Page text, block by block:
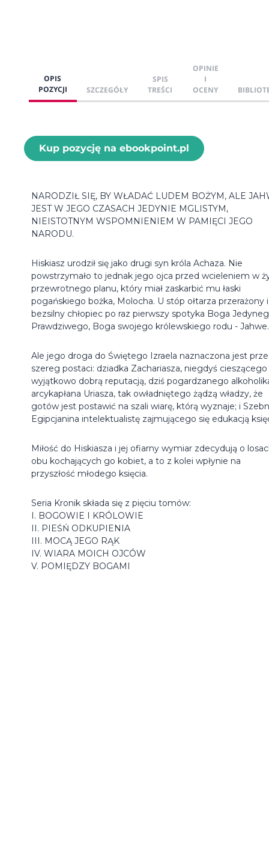
OPIS
POZYCJI
SZCZEGÓŁY
SPIS
TREŚCI
OPINIE
I
OCENY
Kup pozycję na ebookpoint.pl
NARODZIŁ SIĘ, BY WŁADAĆ LUDEM BOŻYM, ALE
JEST W JEGO CZASACH JEDYNIE MGLISTYM,
NIEISTOTNYM WSPOMNIENIEM W PAMIĘCI JEGO
NARODU.
Hiskiasz urodził się jako drugi syn króla Achaza. Nie
powstrzymało to jednak jego ojca przed wcieleniem w
przewrotnego planu, który miał zaskarbić mu łaski
pogańskiego bożka, Molocha. U stóp ołtarza przerażony i
bezsilny chłopiec po raz pierwszy spotyka Boga
Prawdziwego, Boga swojego królewskiego rodu - Jahwe.
Ale jego droga do Świętego Izraela naznaczona jest
szereg postaci: dziadka Zachariasza, niegdyś cieszącego
wyjątkowo dobrą reputacją, dziś pogardzanego
arcykapłana Uriasza, tak owładniętego żądzą władzy, że
gotów jest postawić na szali wiarę, którą wyznaje; i
Egipcjanina intelektualistę zajmującego się edukacją
Miłość do Hiskiasza i jej ofiarny wymiar zdecydują o
obu kochających go kobiet, a to z kolei wpłynie na
przyszłość młodego księcia.
Seria Kronik składa się z pięciu tomów:
I. BOGOWIE I KRÓLOWIE
II. PIEŚŃ ODKUPIENIA
III. MOCĄ JEGO RĄK
IV. WIARA MOICH OJCÓW
V. POMIĘDZY BOGAMI